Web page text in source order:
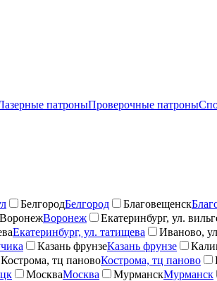
патроныПроверочные патроны
БелгородБелгород Благовещенск
ВоронежВоронеж Екатеринбург, ул.
Екатеринбург, ул. татищева Иваново,
Казань фрунзеКазань фрунзе
Кострома, тц пановоКострома, тц паново
МоскваМосква МурманскМурманск